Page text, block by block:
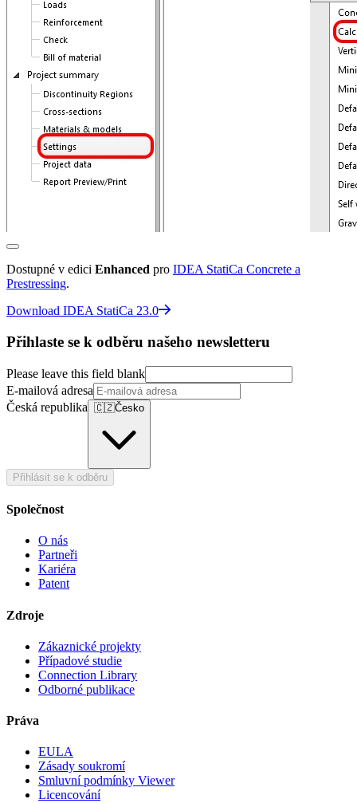
Dostupné v edici Enhanced pro IDEA StatiCa Concrete a
Prestressing.
Download IDEA StatiCa 23.0
Přihlaste se k odběru našeho newsletteru
Please leave this field blank
E-mailová adresa
Česká republika 🇨🇿Česko
Přihlásit se k odběru
Společnost
O nás
Partneři
Kariéra
Patent
Zdroje
Zákaznické projekty
Případové studie
Connection Library
Odborné publikace
Práva
EULA
Zásady soukromí
Smluvní podmínky Viewer
Licencování